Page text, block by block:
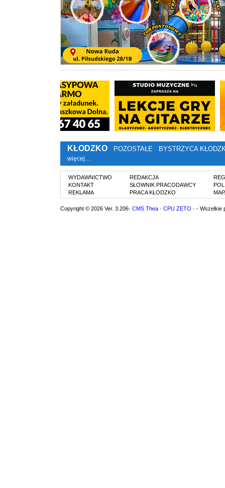
KŁODZKO POZOSTAŁE BYSTRZYCA
więcej…
WYDAWNICTWO
KONTAKT
REKLAMA
REDAKCJA
SŁOWNIK PRACODAWCY
PRACA KŁODZKO
Copyright © 2026 Ver. 3.206· CMS Thea · CPU ZETO · - Wszelkie